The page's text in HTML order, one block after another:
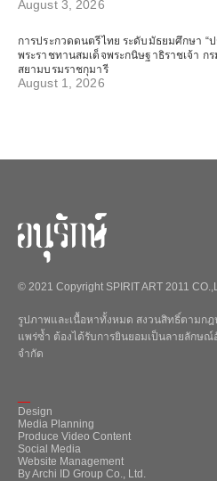
August 3, 2026
การประกวดดนตรีไทย ระดับมัธยมศึกษา “ป
พระราชทานสมเด็จพระกนิษฐาธิราชเจ้า ก
สยามบรมราชกุมารี
August 1, 2026
© 2021 Copyright SPIRIT ART 2011
รูปภาพและเนื้อหาทั้งหมด สงวนสิทธิ์ตามกฎ
แพร่ซ้ำ ต้องได้รับการยินยอมเป็นลายลักษณ์
จำกัด
Design
Media Planning
Produce Video Content
Social Media
Website Management
By Archi ID Group Co., Ltd.